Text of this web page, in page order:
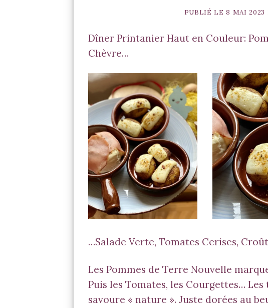
PUBLIÉ LE8 MAI 2023
Dîner Printanier Haut en Couleur:
Chèvre…
& Tomme
…Salade Verte, Tomates Cerises,
Les Pommes de Terre Nouvelle
Puis les Tomates, les Courgettes…
savoure « nature ». Juste dorées au